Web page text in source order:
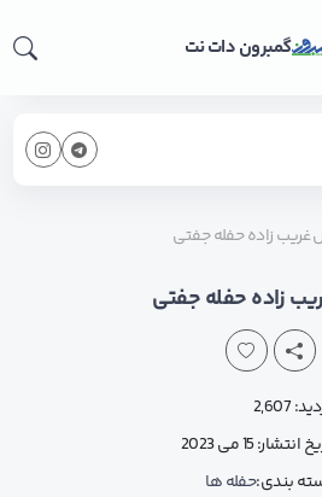
گمبرون دات نت
غریب زاده حفله جفتی
زاده حفله جفتی
2,607
انتشار: 15 می 2023
بندی:حفله ها